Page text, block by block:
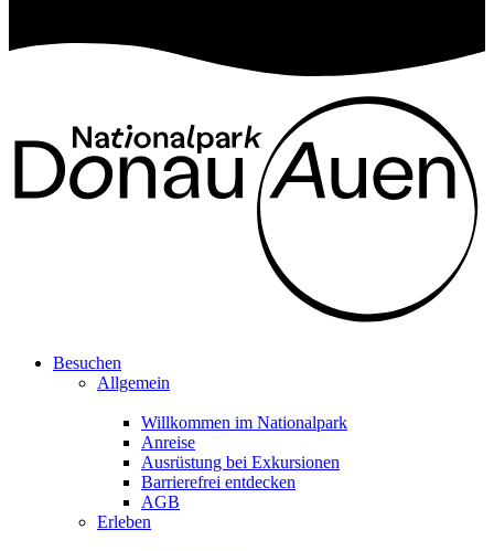
Besuchen
Allgemein
Willkommen im Nationalpark
Anreise
Ausrüstung bei Exkursionen
Barrierefrei entdecken
AGB
Erleben